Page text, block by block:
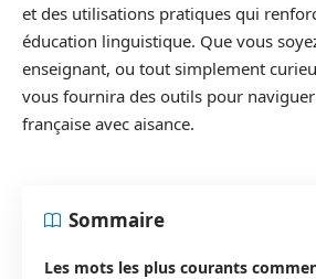
et des utilisations pratiques qui
éducation linguistique. Que vous
enseignant, ou tout simplement
vous fournira des outils pour
française avec aisance.
Sommaire
Les mots les plus courants